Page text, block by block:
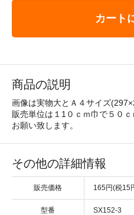
カート
商品の説明
画像は実物大とＡ４サイズ
販売単位は１1０ｃｍ巾で５０
お願い致します。
その他の詳細情報
販売価格 165円(税15
型番 SX152-3